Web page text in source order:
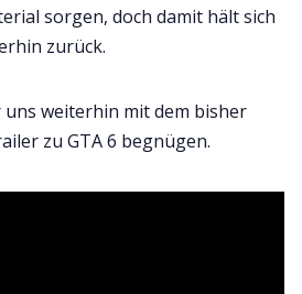
sorgen, doch damit hält sich
zurück.
uns weiterhin mit dem bisher
zu GTA 6 begnügen.